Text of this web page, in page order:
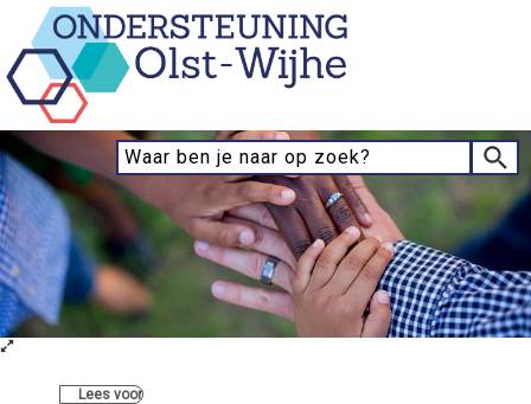
Lees voor